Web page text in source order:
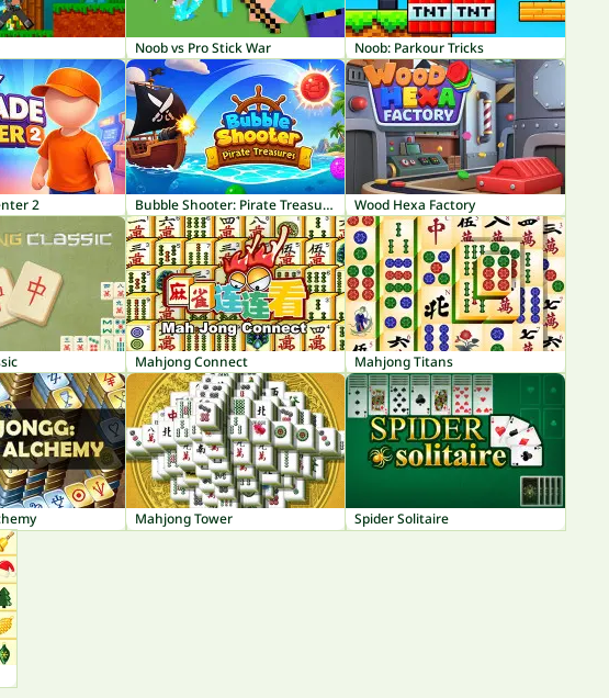
Noob vs Pro Stick War Noob: Parkour Tricks
2 Bubble Shooter: Pirate Treasures Wood Hexa Factory
Mahjong Connect Mahjong Titans
Mahjong Tower Spider Solitaire